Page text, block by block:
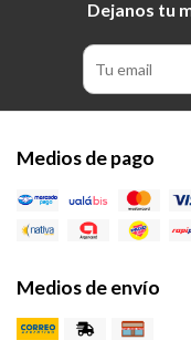
Dejanos tu
Medios de pago
Medios de envío